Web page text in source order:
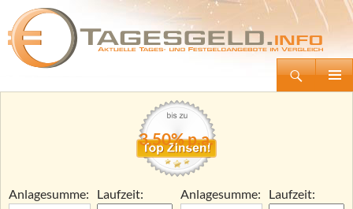
Tagesgeld.info – Tagesgeldkonten vergleichen und Tagesgeld-Zinsen berechnen
Zum
3,50% p.a.
Anlagesumme:
Laufzeit:
Anlagesumme:
Laufzeit: